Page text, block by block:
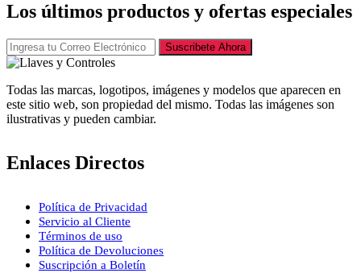
Los últimos productos y ofertas especiales
Suscribete Ahora
Todas las marcas, logotipos, imágenes y modelos que aparecen en
este sitio web, son propiedad del mismo. Todas las imágenes son
ilustrativas y pueden cambiar.
Enlaces Directos
Política de Privacidad
Servicio al Cliente
Términos de uso
Política de Devoluciones
Suscripción a Boletín